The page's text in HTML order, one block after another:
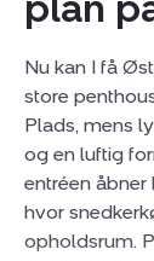
Nu kan I få
store
Plads, mens
og en luftig
entréen
hvor
opholdsrum.